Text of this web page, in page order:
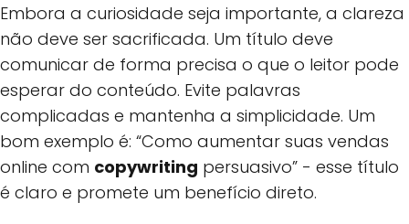
Embora a curiosidade seja importante, a clareza
não deve ser sacrificada. Um título deve
comunicar de forma precisa o que o leitor pode
esperar do conteúdo. Evite palavras
complicadas e mantenha a simplicidade. Um
bom exemplo é: “Como aumentar suas vendas
online com copywriting persuasivo” - esse título
é claro e promete um benefício direto.